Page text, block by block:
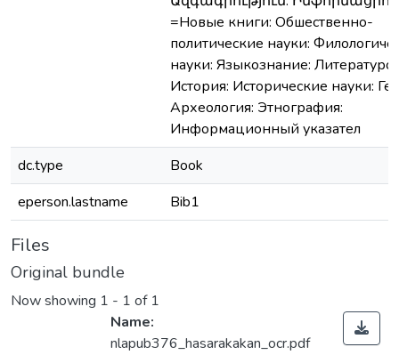
=Новые книги: Обшественно-
политические науки:
науки: Языкознание:
История: Исторические науки:
Археология: Этнография:
Информационный указател
dc.type
Book
eperson.lastname
Bib1
Files
Original bundle
Now showing 1 - 1 of 1
Name:
nlapub376_hasarakakan_ocr.pdf